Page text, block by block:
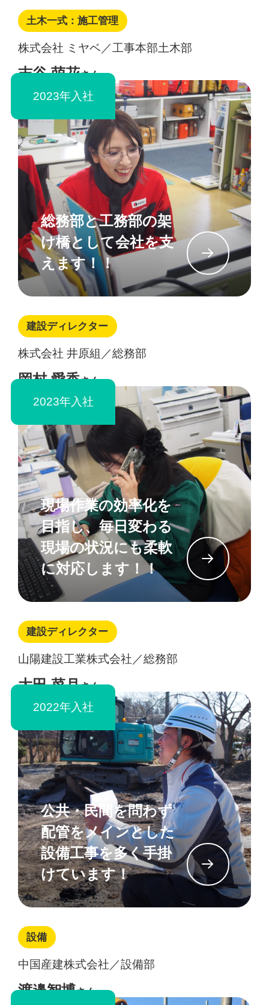
土木一式：施工管理
株式会社 ミヤベ／工事本部土木部
志谷 萌花さん
2023年入社
総務部と工務部の架
け橋として会社を支
えます！！
イン
建設ディレクター
株式会社 井原組／総務部
岡村 愛香さん
2023年入社
現場作業の効率化を
目指し、毎日変わる
現場の状況にも柔軟
に対応します！！
イン
建設ディレクター
山陽建設工業株式会社／総務部
大田 菜月さん
2022年入社
公共・民間を問わず
配管をメインとした
設備工事を多く手掛
けています！
イン
設備
中国産建株式会社／設備部
渡邉智博さん